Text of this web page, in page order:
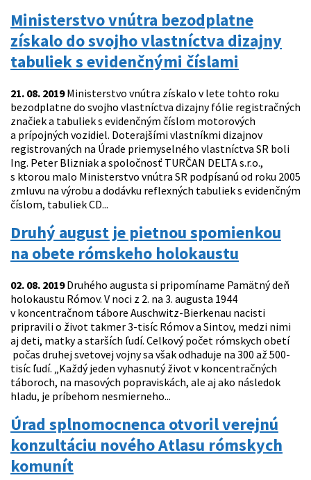
Ministerstvo vnútra bezodplatne
získalo do svojho vlastníctva dizajny
tabuliek s evidenčnými číslami
21. 08. 2019Ministerstvo vnútra získalo v lete tohto roku
bezodplatne do svojho vlastníctva dizajny fólie registračných
značiek a tabuliek s evidenčným číslom motorových
a prípojných vozidiel. Doterajšími vlastníkmi dizajnov
registrovaných na Úrade priemyselného vlastníctva SR boli
Ing. Peter Blizniak a spoločnosť TURČAN DELTA s.r.o.,
s ktorou malo Ministerstvo vnútra SR podpísanú od roku 2005
zmluvu na výrobu a dodávku reflexných tabuliek s evidenčným
číslom, tabuliek CD...
Druhý august je pietnou spomienkou
na obete rómskeho holokaustu
02. 08. 2019Druhého augusta si pripomíname Pamätný deň
holokaustu Rómov. V noci z 2. na 3. augusta 1944
v koncentračnom tábore Auschwitz-Bierkenau nacisti
pripravili o život takmer 3-tisíc Rómov a Sintov, medzi nimi
aj deti, matky a starších ľudí. Celkový počet rómskych obetí
počas druhej svetovej vojny sa však odhaduje na 300 až 500-
tisíc ľudí. „Každý jeden vyhasnutý život v koncentračných
táboroch, na masových popraviskách, ale aj ako následok
hladu, je príbehom nesmierneho...
Úrad splnomocnenca otvoril verejnú
konzultáciu nového Atlasu rómskych
komunít